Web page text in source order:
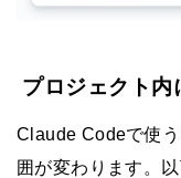
プロジェクト内
Claude Codeで使
囲が変わります。